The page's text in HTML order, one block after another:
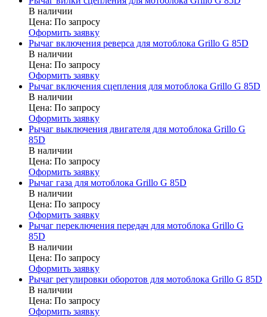
В наличии
Цена: По запросу
Оформить заявку
Рычаг включения реверса для мотоблока Grillo G 85D
В наличии
Цена: По запросу
Оформить заявку
Рычаг включения сцепления для мотоблока Grillo G 85D
В наличии
Цена: По запросу
Оформить заявку
Рычаг выключения двигателя для мотоблока Grillo G
85D
В наличии
Цена: По запросу
Оформить заявку
Рычаг газа для мотоблока Grillo G 85D
В наличии
Цена: По запросу
Оформить заявку
Рычаг переключения передач для мотоблока Grillo G
85D
В наличии
Цена: По запросу
Оформить заявку
Рычаг регулировки оборотов для мотоблока Grillo G 85D
В наличии
Цена: По запросу
Оформить заявку